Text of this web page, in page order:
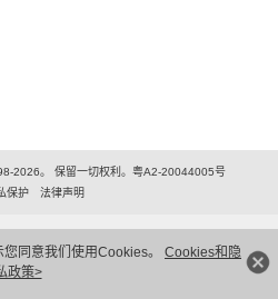
同意我们使用Cookies。 Cookies和隐
政策>
2026。 保留一切权利。粤A2-20044005号
保护
法律声明